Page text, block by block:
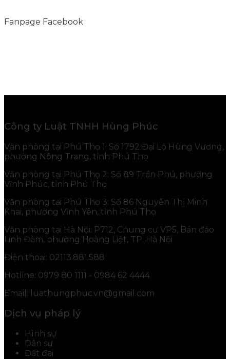
Fanpage Facebook
Công ty Luật TNHH Hùng Phúc
Văn phòng tại Phú Thọ 1: Số 1792 Đại Lộ Hùng Vương,
phường Nông Trang, tỉnh Phú Thọ
Văn phòng tại Phú Thọ 2: Số 89 Trần Phú, phường
Vĩnh Phúc, tỉnh Phú Thọ
Văn phòng tại Phú Thọ 3: Số 86 Nguyễn Thị Minh
Khai, phường Vĩnh Yên, tỉnh Phú Thọ
Văn phòng tại Hà Nội: P712, Chung cư VP5, Bán đảo
Linh Đàm, phường Hoàng Liệt, TP. Hà Nội
Điện thoại: 02113.881.588
Hotline: 0979 80 1111 - 0984 62 4444
Email: luathungphuc.vn@gmail.com
Dịch vụ pháp lý
Hình sự
Dân sự
Đất đai